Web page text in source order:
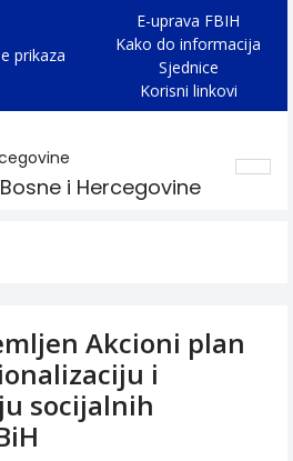
prikaza
E-uprava FBIH
Kako do informacija
Sjednice
Korisni linkovi
i Hercegovine
Akcioni plan
i
socijalnih